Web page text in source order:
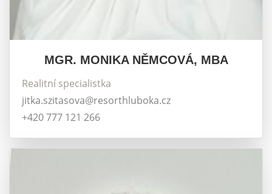
MGR. MONIKA NĚMCOVÁ, MBA
Realitní specialistka
jitka.szitasova@resorthluboka.cz
+420 777 121 266